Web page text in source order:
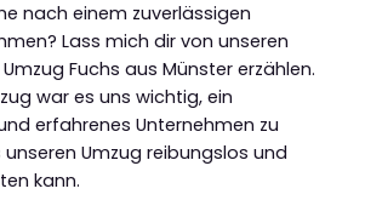
nach einem zuverlässigen
Lass mich dir von unseren
Fuchs aus Münster erzählen.
war es uns wichtig, ein
erfahrenes Unternehmen zu
Umzug reibungslos und
kann.